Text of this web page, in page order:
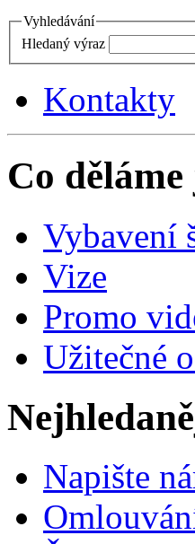
Vyhledávání
Hledaný výraz
Kontakty
Co
Vybavení
Vize
Promo
Užitečné
Napište